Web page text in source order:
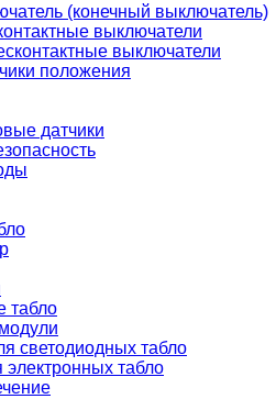
(конечный выключатель)
выключатели
выключатели
положения
датчики
табло
светодиодных табло
табло